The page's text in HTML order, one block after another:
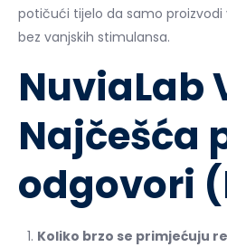
potičući tijelo da samo proizvodi
bez vanjskih stimulansa.
NuviaLab
Najčešća
odgovori
Koliko brzo se primjećuju